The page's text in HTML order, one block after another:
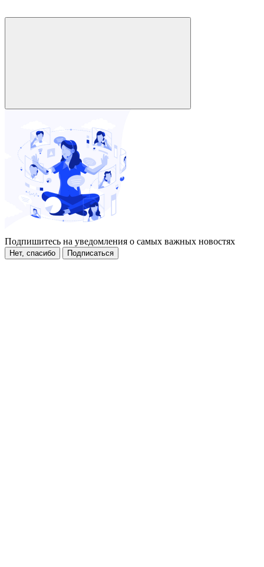
Подпишитесь на уведомления о самых важных новостях
Нет, спасибо Подписаться